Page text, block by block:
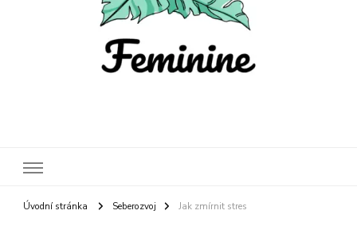
Úvodní stránka Seberozvoj Jak zmírnit stres